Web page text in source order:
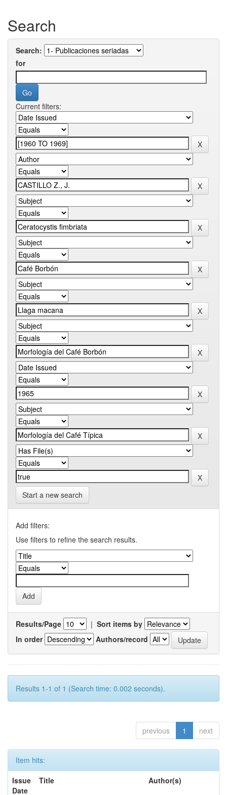
Search
Search:
for
Current filters:
Start a new search
Add filters:
Use filters to refine the search results.
Results/Page | Sort items by
In order
Authors/record
Results 1-1 of 1 (Search time: 0.002 seconds).
previous 1 next
Item hits:
Issue
Date
Title Author(s)